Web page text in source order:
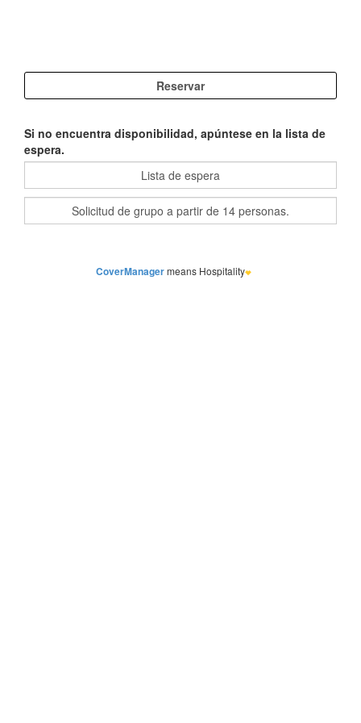
Si no encuentra disponibilidad, apúntese en la lista de
espera.
CoverManagermeans Hospitality